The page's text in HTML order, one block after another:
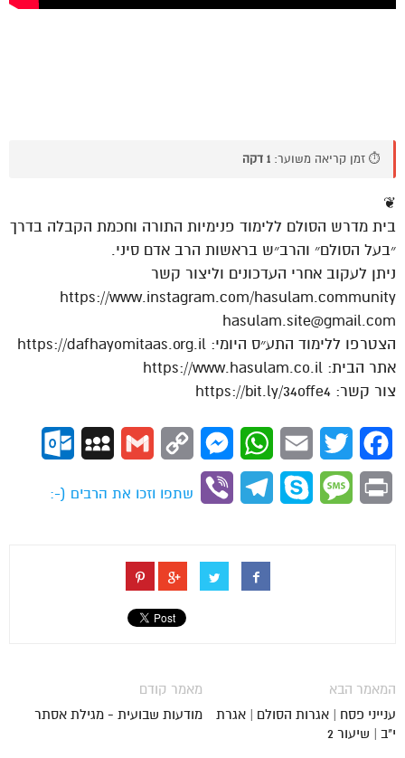
⏱️ זמן קריאה משוער: 1 דקה
❦
בית מדרש הסולם ללימוד פנימיות התורה וחכמת הקבלה בדרך
״בעל הסולם״ והרב״ש בראשות הרב אדם סיני.
ניתן לעקוב אחרי העדכונים וליצור קשר
https://www.instagram.com/hasulam.community
hasulam.site@gmail.com
הצטרפו ללימוד התע״ס היומי: https://dafhayomitaas.org.il
אתר הבית: https://www.hasulam.co.il
צור קשר: https://bit.ly/34offe4
Facebook
Twitter
Email
WhatsApp
Messenger
Copy
Gmail
MySpace
Print
Message
Skype
Telegram
Viber
שתפו וזכו את הרבים (-:
מאמר קודם
מודעות שבועית - מגילת אסתר
המאמר הבא
ענייני פסח | אגרות הסולם | אגרת
י"ב | שיעור 2